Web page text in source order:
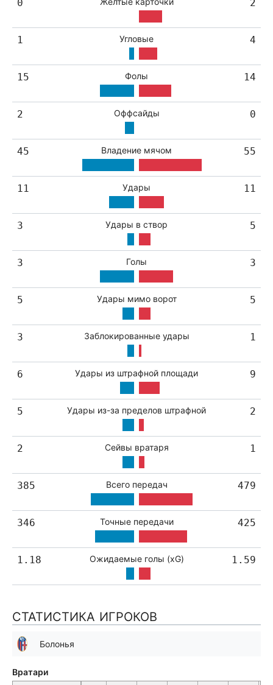
0 2
1 Угловые 4
15 Фолы 14
2 Оффсайды 0
45 Владение мячом 55
11 Удары 11
3 Удары в створ 5
3 Голы 3
5 Удары мимо ворот 5
3 Заблокированные удары 1
6 Удары из штрафной площади 9
5 Удары из-за пределов штрафной 2
2 Сейвы вратаря 1
385 Всего передач 479
346 Точные передачи 425
1.18 Ожидаемые голы (xG) 1.59
СТАТИСТИКА ИГРОКОВ
Болонья
Вратари